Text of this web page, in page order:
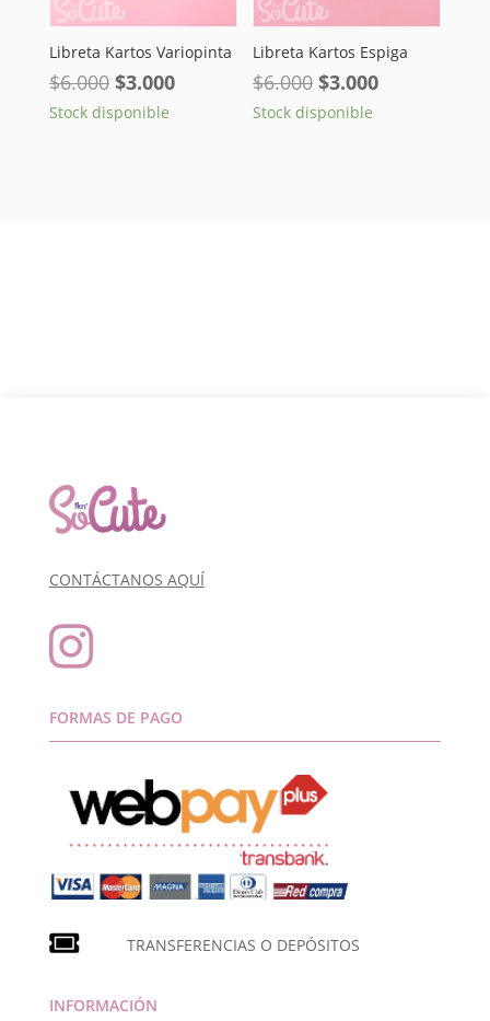
Libreta Kartos Variopinta
$6.000 El
precio
$3.000El
Stock disponible
Libreta Kartos Espiga
$6.000 El
precio
$3.000El
Stock disponible
CONTÁCTANOS AQUÍ

FORMAS DE PAGO
TRANSFERENCIAS O DEPÓSITOS
INFORMACIÓN